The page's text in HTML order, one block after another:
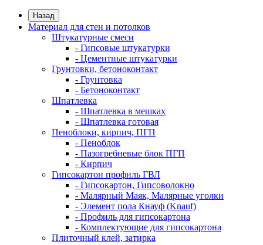
Назад
Материал для стен и потолков
Штукатурные смеси
- Гипсовые штукатурки
- Цементные штукатурки
Грунтовки, бетоноконтакт
- Грунтовка
- Бетоноконтакт
Шпатлевка
- Шпатлевка в мешках
- Шпатлевка готовая
Пеноблоки, кирпич, ПГП
- Пеноблок
- Пазогребневые блок ПГП
- Кирпич
Гипсокартон профиль ГВЛ
- Гипсокартон, Гипсоволокно
- Малярный Маяк, Малярные уголки
- Элемент пола Кнауф (Knauf)
- Профиль для гипсокартона
- Комплектующие для гипсокартона
Плиточный клей, затирка